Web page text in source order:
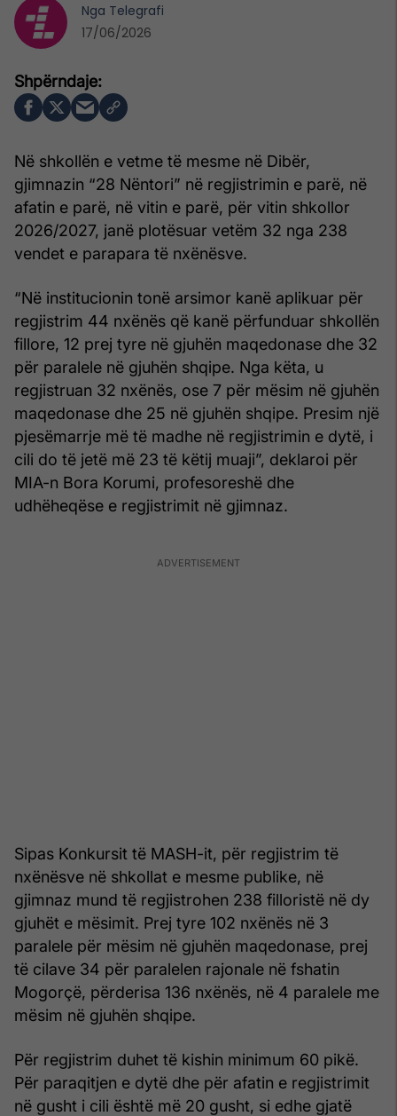
Në shkollën e vetme të mesme në Dibër,
gjimnazin “28 Nëntori” në regjistrimin e parë, në
afatin e parë, në vitin e parë, për vitin shkollor
2026/2027, janë plotësuar vetëm 32 nga 238
vendet e parapara të nxënësve.
“Në institucionin tonë arsimor kanë aplikuar për
regjistrim 44 nxënës që kanë përfunduar shkollën
fillore, 12 prej tyre në gjuhën maqedonase dhe 32
për paralele në gjuhën shqipe. Nga këta, u
regjistruan 32 nxënës, ose 7 për mësim në gjuhën
maqedonase dhe 25 në gjuhën shqipe. Presim një
pjesëmarrje më të madhe në regjistrimin e dytë, i
cili do të jetë më 23 të këtij muaji”, deklaroi për
MIA-n Bora Korumi, profesoreshë dhe
udhëheqëse e regjistrimit në gjimnaz.
Sipas Konkursit të MASH-it, për regjistrim të
nxënësve në shkollat e mesme publike, në
gjimnaz mund të regjistrohen 238 filloristë në dy
gjuhët e mësimit. Prej tyre 102 nxënës në 3
paralele për mësim në gjuhën maqedonase, prej
të cilave 34 për paralelen rajonale në fshatin
Mogorçë, përderisa 136 nxënës, në 4 paralele me
mësim në gjuhën shqipe.
Për regjistrim duhet të kishin minimum 60 pikë.
Për paraqitjen e dytë dhe për afatin e regjistrimit
në gusht i cili është më 20 gusht, si edhe gjatë
Nga Telegrafi
17/06/2026